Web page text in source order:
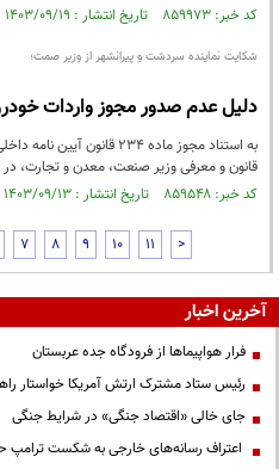
کد خبر: ۸۵۹۹۷۳ تاریخ انتشار : ۱۴۰۳/۰۹/۱۹
شکایت نماینده سردشت و پیرانشهر از وزیر صمت؛
دلیل عدم صدور مجوز واردات
به استناد مجوز ماده ۲۳۴
قانون و معرفی وزیر صنعت، معدن و تجارت،
کد خبر: ۸۵۹۵۴۸ تاریخ انتشار : ۱۴۰۳/۰۹/۱۳
7 8 9 10 11 >
آخرین اخبار
فرار هواپیماها از فرودگاه جده عربستان
رئیس ستاد مشترک ارتش آمریکا خواستار
جای خالی «اقتصاد جنگی» در شرایط جنگی
اعتراف رسانه‌های خارجی به شکست ترامپ